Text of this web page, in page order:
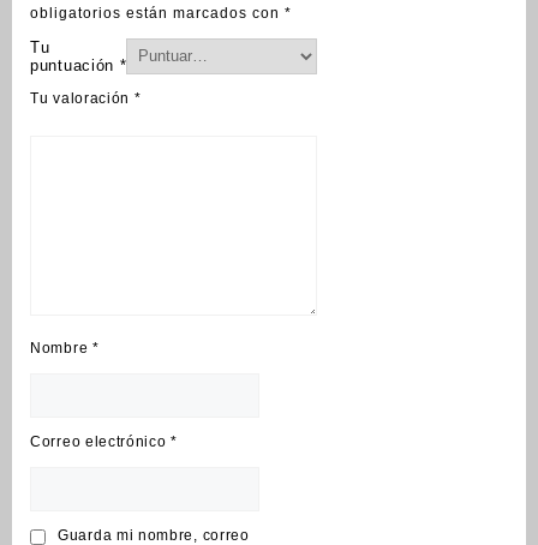
obligatorios están marcados con *
Tu
puntuación *
Tu valoración *
Nombre *
Correo electrónico*
Guarda mi nombre, correo